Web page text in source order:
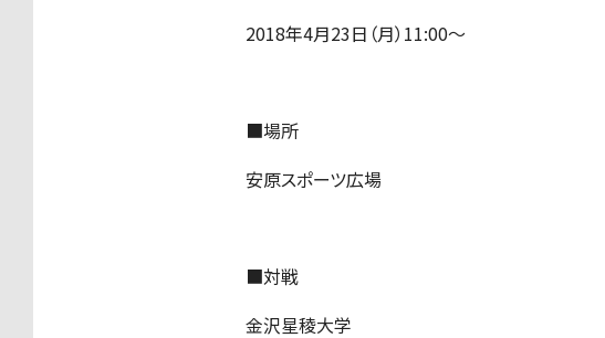
2018年4月23日（月）11:00〜
■場所
安原スポーツ広場
■対戦
金沢星稜大学